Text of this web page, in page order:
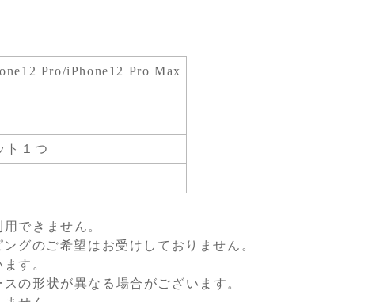
Pro/iPhone12 Pro Max
ト１つ
できません。
グのご希望はお受けしておりません。
す。
の形状が異なる場合がございます。